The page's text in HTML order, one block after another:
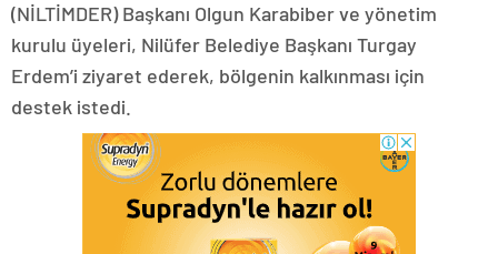
(NİLTİMDER) Başkanı Olgun Karabiber ve yönetim
kurulu üyeleri, Nilüfer Belediye Başkanı Turgay
Erdem’i ziyaret ederek, bölgenin kalkınması için
destek istedi.